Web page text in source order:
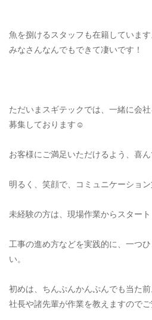
魚を捌けるスタッフも在籍していま
みなさんなんでもできて凄いです！
ただいまスギテックでは、一緒に会
募集しております☺︎
お客様にご満足いただけるよう、喜
明るく、笑顔で、コミュニケーション
未経験の方は、現場作業からスタート
工事の進め方などを実践的に、一つ
い。
初めは、ちんぷんかんぷんでも当た前
社長や諸先輩が作業を教えますのでご